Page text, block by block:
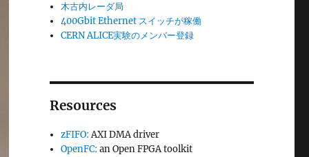
木古内レーダ局
400Gbit Ethernet スイッチが稼働
CERN ALICE実験のメンバー登録
Resources
zFIFO:AXI DMA driver
OpenFC: an Open FPGA toolkit